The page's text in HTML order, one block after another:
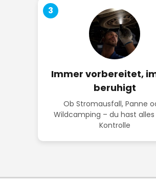
3
Immer vorbereitet,
beruhigt
Ob Stromausfall, Panne
Wildcamping – du hast
Kontrolle